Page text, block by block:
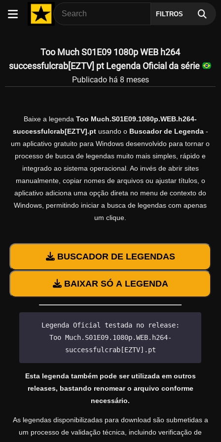
FILTROS
Too Much S01E09 1080p WEB h264
successfulcrab[EZTV] pt Legenda Oficial da série
Publicado há 8 meses
Baixe a legenda Too Much.S01E09.1080p.WEB.h264-
successfulcrab[EZTV].ptusando o Buscador de Legenda-
um aplicativo gratuito para Windows desenvolvido para tornar o
processo de busca de legendas muito mais simples, rápido e
integrado ao sistema operacional. Ao invés de abrir sites
manualmente, copiar nomes de arquivos ou ajustar títulos, o
aplicativo adiciona uma opção direta no menu de contexto do
Windows, permitindo iniciar a busca de legendas com apenas
um clique.
BUSCADOR DE LEGENDAS
BAIXAR SÓ A LEGENDA
Legenda Oficial testada no release:
Too Much.S01E09.1080p.WEB.h264-
successfulcrab[EZTV].pt
Esta legenda também pode ser utilizada em outros
releases, bastando renomear o arquivo conforme
necessário.
As legendas disponibilizadas para download são submetidas a
um processo de validação técnica, incluindo verificação de